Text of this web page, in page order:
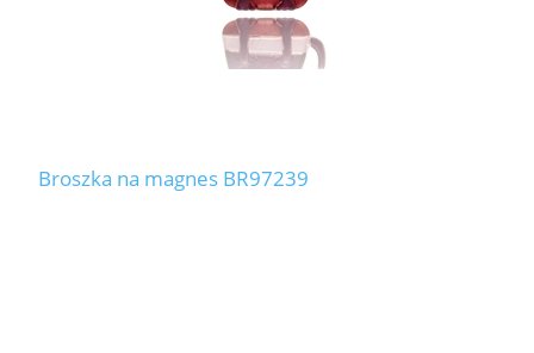
Broszka na magnes BR97239